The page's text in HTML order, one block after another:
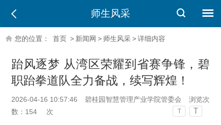
师生风采
您的位置： 首页 > 新闻网 > 师生风采>详细内容
跆风逐梦 从湾区荣耀到省赛争锋，碧
职跆拳道队全力备战，续写辉煌！
2026-04-16 10:57:46 碧桂园智慧管理产业学院管委会
浏览次
数： 154 次 T T